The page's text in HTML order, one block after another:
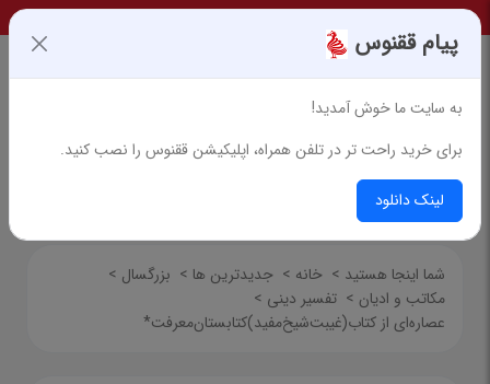
شما اینجا هستید > خانه > جدیدترین ها > بزرگسال >
مکاتب و ادیان > تفسیر دینی >
عصاره‌ای از کتاب(غیبت‌شیخ‌مفید)کتابستان‌معرفت*
پیام ققنوس
به سایت ما خوش آمدید!
برای خرید راحت تر در تلفن همراه، اپلیکیشن ققنوس را نصب کنید.
لینک دانلود